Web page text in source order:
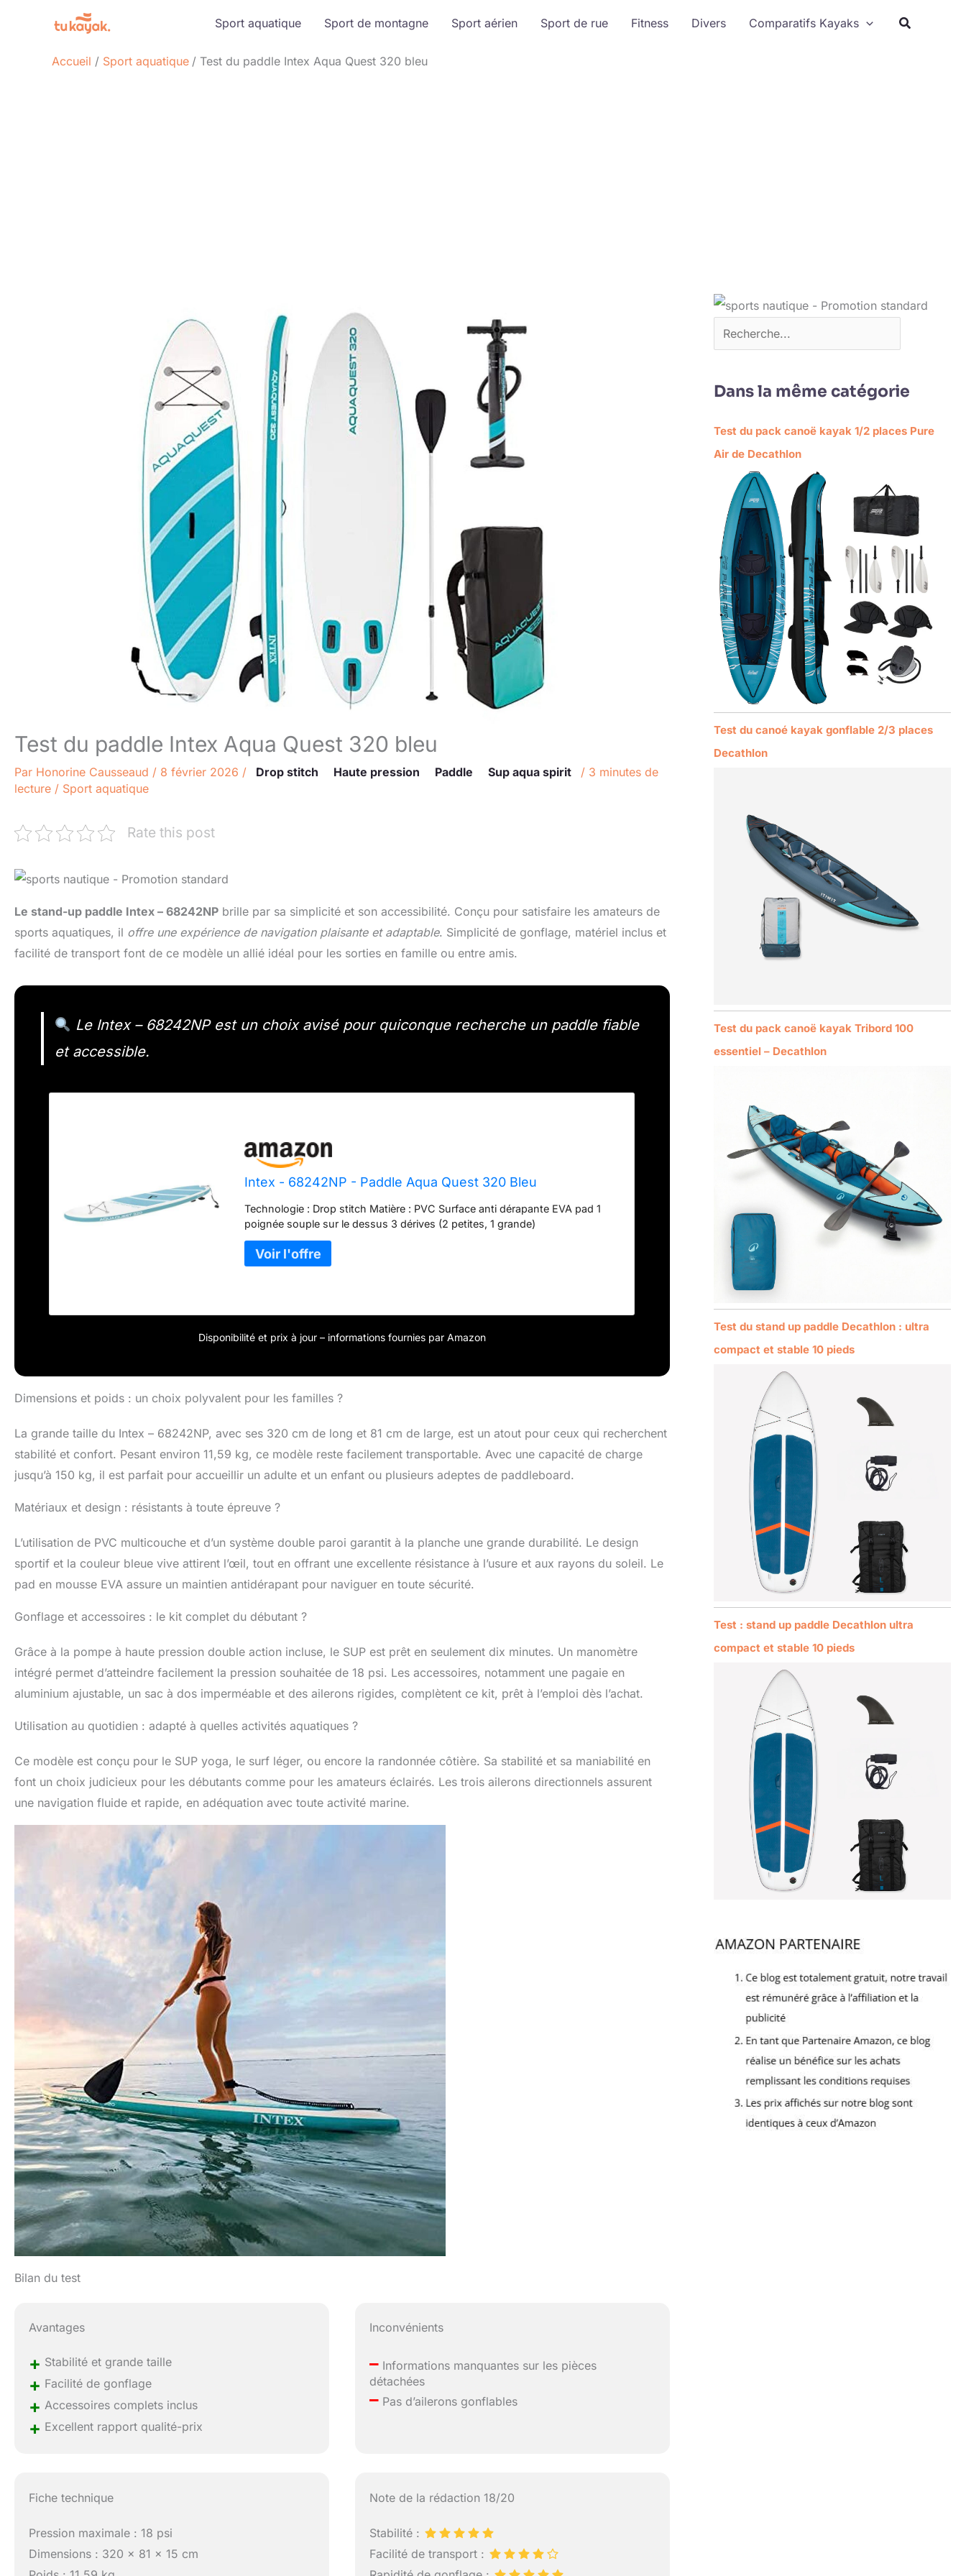
Sport aquatique Sport de montagne Sport aérien Sport de rue Fitness Divers Comparatifs Kayaks
Accueil Sport aquatique Test du paddle Intex Aqua Quest 320 bleu
Test du paddle Intex Aqua Quest 320 bleu
Par Honorine Causseaud / 8 février 2026 / Drop stitch Haute pression Paddle Sup aqua spirit / 3 minutes de
lecture / Sport aquatique
Rate this post
Le stand-up paddle Intex – 68242NP brille par sa simplicité et son accessibilité. Conçu pour satisfaire les amateurs de
sports aquatiques, il offre une expérience de navigation plaisante et adaptable. Simplicité de gonflage, matériel inclus et
facilité de transport font de ce modèle un allié idéal pour les sorties en famille ou entre amis.
Le Intex – 68242NP est un choix avisé pour quiconque recherche un paddle fiable
et accessible.
Intex - 68242NP - Paddle Aqua Quest 320 Bleu
Technologie : Drop stitch Matière : PVC Surface anti dérapante EVA pad 1
poignée souple sur le dessus 3 dérives (2 petites, 1 grande)
Disponibilité et prix à jour – informations fournies par Amazon
Dimensions et poids : un choix polyvalent pour les familles ?
La grande taille du Intex – 68242NP, avec ses 320 cm de long et 81 cm de large, est un atout pour ceux qui recherchent
stabilité et confort. Pesant environ 11,59 kg, ce modèle reste facilement transportable. Avec une capacité de charge
jusqu’à 150 kg, il est parfait pour accueillir un adulte et un enfant ou plusieurs adeptes de paddleboard.
Matériaux et design : résistants à toute épreuve ?
L’utilisation de PVC multicouche et d’un système double paroi garantit à la planche une grande durabilité. Le design
sportif et la couleur bleue vive attirent l’œil, tout en offrant une excellente résistance à l’usure et aux rayons du soleil. Le
pad en mousse EVA assure un maintien antidérapant pour naviguer en toute sécurité.
Gonflage et accessoires : le kit complet du débutant ?
Grâce à la pompe à haute pression double action incluse, le SUP est prêt en seulement dix minutes. Un manomètre
intégré permet d’atteindre facilement la pression souhaitée de 18 psi. Les accessoires, notamment une pagaie en
aluminium ajustable, un sac à dos imperméable et des ailerons rigides, complètent ce kit, prêt à l’emploi dès l’achat.
Utilisation au quotidien : adapté à quelles activités aquatiques ?
Ce modèle est conçu pour le SUP yoga, le surf léger, ou encore la randonnée côtière. Sa stabilité et sa maniabilité en
font un choix judicieux pour les débutants comme pour les amateurs éclairés. Les trois ailerons directionnels assurent
une navigation fluide et rapide, en adéquation avec toute activité marine.
Bilan du test
Avantages
+ Stabilité et grande taille
+ Facilité de gonflage
+ Accessoires complets inclus
+ Excellent rapport qualité-prix
Inconvénients
– Informations manquantes sur les pièces
détachées
– Pas d’ailerons gonflables
Fiche technique
Pression maximale : 18 psi
Dimensions : 320 x 81 x 15 cm
Note de la rédaction 18/20
Stabilité :
Facilité de transport :
Dans la même catégorie
Test du pack canoë kayak 1/2 places Pure
Air de Decathlon
Test du canoé kayak gonflable 2/3 places
Decathlon
Test du pack canoë kayak Tribord 100
essentiel – Decathlon
Test du stand up paddle Decathlon : ultra
compact et stable 10 pieds
Test : stand up paddle Decathlon ultra
compact et stable 10 pieds